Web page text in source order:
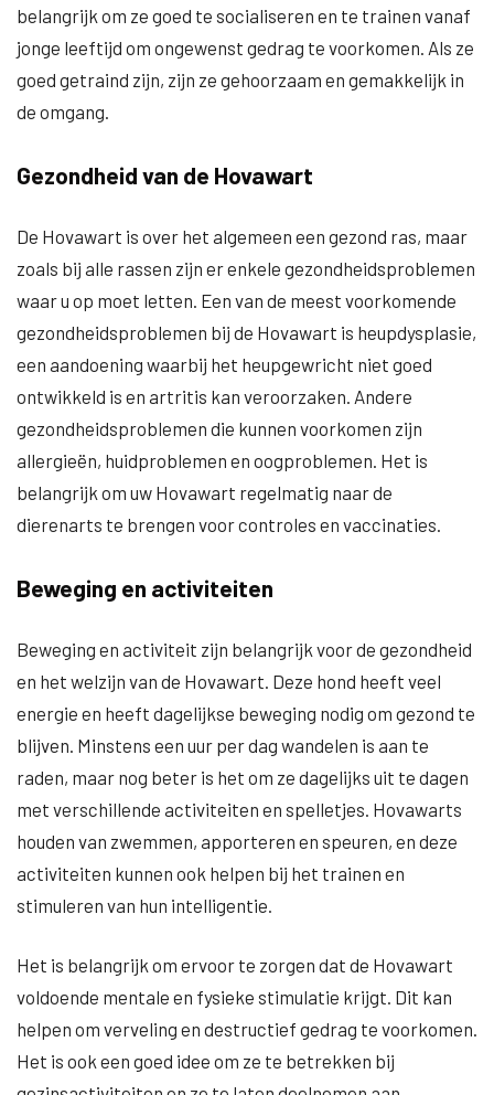
belangrijk om ze goed te socialiseren en te trainen vanaf
jonge leeftijd om ongewenst gedrag te voorkomen. Als ze
goed getraind zijn, zijn ze gehoorzaam en gemakkelijk in
de omgang.
Gezondheid van de Hovawart
De Hovawart is over het algemeen een gezond ras, maar
zoals bij alle rassen zijn er enkele gezondheidsproblemen
waar u op moet letten. Een van de meest voorkomende
gezondheidsproblemen bij de Hovawart is heupdysplasie,
een aandoening waarbij het heupgewricht niet goed
ontwikkeld is en artritis kan veroorzaken. Andere
gezondheidsproblemen die kunnen voorkomen zijn
allergieën, huidproblemen en oogproblemen. Het is
belangrijk om uw Hovawart regelmatig naar de
dierenarts te brengen voor controles en vaccinaties.
Beweging en activiteiten
Beweging en activiteit zijn belangrijk voor de gezondheid
en het welzijn van de Hovawart. Deze hond heeft veel
energie en heeft dagelijkse beweging nodig om gezond te
blijven. Minstens een uur per dag wandelen is aan te
raden, maar nog beter is het om ze dagelijks uit te dagen
met verschillende activiteiten en spelletjes. Hovawarts
houden van zwemmen, apporteren en speuren, en deze
activiteiten kunnen ook helpen bij het trainen en
stimuleren van hun intelligentie.
Het is belangrijk om ervoor te zorgen dat de Hovawart
voldoende mentale en fysieke stimulatie krijgt. Dit kan
helpen om verveling en destructief gedrag te voorkomen.
Het is ook een goed idee om ze te betrekken bij